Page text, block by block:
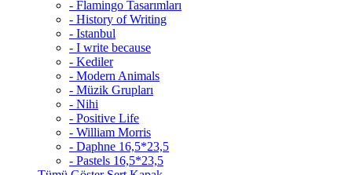
- Flamingo Tasarımları
- History of Writing
- Istanbul
- I write because
- Kediler
- Modern Animals
- Müzik Grupları
- Nihi
- Positive Life
- William Morris
- Daphne 16,5*23,5
- Pastels 16,5*23,5